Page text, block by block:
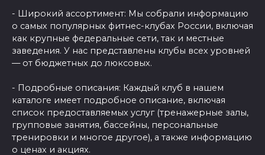
- Широкий ассортимент: Мы собрали информацию
о самых популярных фитнес-клубах России, включая
как крупные федеральные сети, так и местные
заведения. У нас представлены клубы всех уровней
— от бюджетных до люксовых.
- Подробные описания: Каждый клуб в нашем
каталоге имеет подробное описание, включая
список предоставляемых услуг (тренажерные залы,
групповые занятия, бассейны, персональные
тренировки и многое другое), а также информацию
о ценах и акциях.